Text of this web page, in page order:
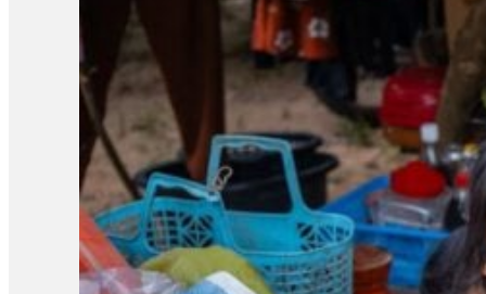
សត្វ និងធនធានធម្មជាតិ ក្រោយទទួលដំណឹងពីករណីងាប់បក្សីទាំងហ្វូងៗនៅ
យើងចុះទៅមន្ទីរពេទ្យ សុំការសហការពីមន្ទីរពេទ្យ ដោយសារនៅមន្ទីរព
ខ្លះដែលមានរោគសញ្ញា ឬជំងឺដែលពេទ្យនិយាយថាប្រភេទជំងឺអីៗ ថាតើជំ
ស្នើសុំសិក្សានៅមន្ទីរពេទ្យបង្អែកខេត្ត។ ជំហានបន្ទាប់ ក្រុមការង
ទាក់ទងនឹងស្ថានភាពទូទៅ ទាក់ទងនឹងផលប៉ះពាល់បរិស្ថាននៃការប្រើ
បច្ចេកទេស[…]ធ្វើការសិក្សាយកជាផ្លូវការ»។ អភិបាលរងខេត្តព្រះ
លោកថា៖ «បើសិនជាគាត់ Specialist គាត់មានឧបករណ៍ក្នុងការវា
មួយចំនួននៃខេត្តព្រះវិហារ មិនត្រូវបានអនុញ្ញាតឱ្យក្រុមអង្គការចូល
ស្វាគមន៍ដែលក្រុមអង្គការសង្គមស៊ីវិលចុះសិក្សាផលប៉ះពាល់នៃអាវុធគីមី
ដើម្បីវាយតម្លៃទៅលើផលប៉ះពាល់នៃការប្រើប្រាស់អាវុធគីមីពីសំណាក់
ទៅដល់ផ្លូវដកដង្ហើម ប៉ះពាល់ទៅដល់រុក្ខជាតិ សត្វអីជាដើម»។ ជាមួយ
ដែលប៉ះពាល់ជីវិតមនុស្ស សត្វ រុក្ខជាតិ នៅកម្ពុជា។